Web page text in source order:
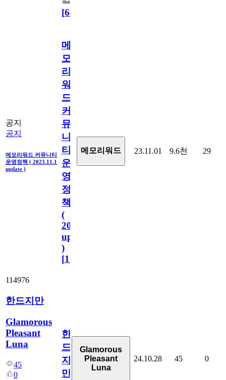
[64
공지
공지
메모리워드 커뮤니티
운영정책 ( 2023.11.1
update )
메
모
리
워
드
커
뮤
니
티
운
영
정
책
(
2023.11.1
update
)
[110
메모리워드 23.11.01 9.6천 29
114976
한드지만
Glamorous
Pleasant
Luna
45
0
한
드
지
만
Glamorous
Pleasant
Luna
24.10.28 45 0